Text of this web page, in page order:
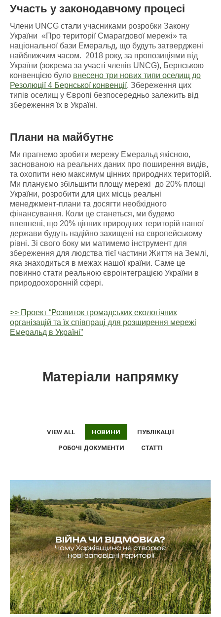
Участь у законодавчому процесі
Члени UNCG стали учасниками розробки Закону
України «Про території Смарагдової мережі» та
національної бази Емеральд, що будуть затверджені
найближчим часом. 2018 року, за пропозиціями від
України (зокрема за участі членів UNCG), Бернською
конвенцією було внесено три нових типи оселищ до
Резолюції 4 Бернської конвенції. Збереження цих
типів оселищ у Європі безпосередньо залежить від
збереження їх в Україні.
Плани на майбутнє
Ми прагнемо зробити мережу Емеральд якісною,
заснованою на реальних даних про поширення видів,
та охопити нею максимум цінних природних територій.
Ми плануємо збільшити площу мережі до 20% площі
України, розробити для цих місць реальні
менеджмент-плани та досягти необхідного
фінансування. Коли це станеться, ми будемо
впевнені, що 20% цінних природних територій нашої
держави будуть надійно захищені на європейському
рівні. Зі свого боку ми матимемо інструмент для
збереження для людства тієї частини Життя на Землі,
яка знаходиться в межах нашої країни. Саме це
повинно стати реальною євроінтеграцією України в
природоохоронній сфері.
>> Проект “Розвиток громадських екологічних
організацій та їх співпраці для розширення мережі
Емеральд в Україні”
Матеріали напрямку
VIEW ALL НОВИНИ ПУБЛІКАЦІЇ
РОБОЧІ ДОКУМЕНТИ СТАТТІ